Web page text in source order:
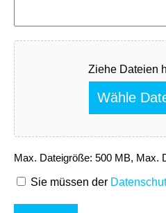
Fichier
Ziehe Dateien
Wähle
Max. Dateigröße: 500 MB, Max.
RGPDSie müssen der